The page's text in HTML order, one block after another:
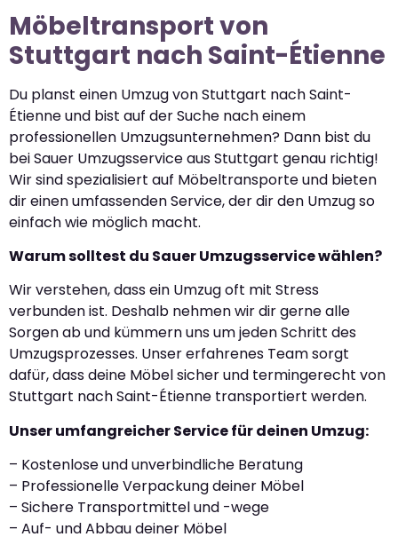
Möbeltransport von
Stuttgart nach Saint-Étienne
Du planst einen Umzug von Stuttgart nach Saint-
Étienne und bist auf der Suche nach einem
professionellen Umzugsunternehmen? Dann bist du
bei Sauer Umzugsservice aus Stuttgart genau richtig!
Wir sind spezialisiert auf Möbeltransporte und bieten
dir einen umfassenden Service, der dir den Umzug so
einfach wie möglich macht.
Warum solltest du Sauer Umzugsservice wählen?
Wir verstehen, dass ein Umzug oft mit Stress
verbunden ist. Deshalb nehmen wir dir gerne alle
Sorgen ab und kümmern uns um jeden Schritt des
Umzugsprozesses. Unser erfahrenes Team sorgt
dafür, dass deine Möbel sicher und termingerecht von
Stuttgart nach Saint-Étienne transportiert werden.
Unser umfangreicher Service für deinen Umzug:
– Kostenlose und unverbindliche Beratung
– Professionelle Verpackung deiner Möbel
– Sichere Transportmittel und -wege
– Auf- und Abbau deiner Möbel